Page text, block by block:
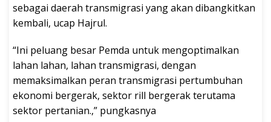
sebagai daerah transmigrasi yang akan dibangkitkan
kembali, ucap Hajrul.
“Ini peluang besar Pemda untuk mengoptimalkan
lahan lahan, lahan transmigrasi, dengan
memaksimalkan peran transmigrasi pertumbuhan
ekonomi bergerak, sektor rill bergerak terutama
sektor pertanian.,” pungkasnya